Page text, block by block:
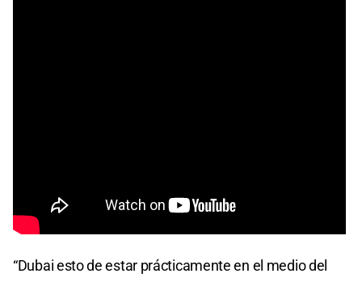
“Dubai esto de estar prácticamente en el medio del